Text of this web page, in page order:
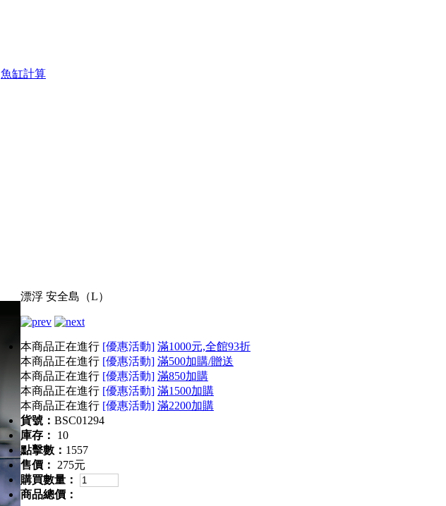
魚缸計算
漂浮 安全島（L）
本商品正在進行 [優惠活動] 滿1000元,全館93折
本商品正在進行 [優惠活動] 滿500加購/贈送
本商品正在進行 [優惠活動] 滿850加購
本商品正在進行 [優惠活動] 滿1500加購
本商品正在進行 [優惠活動] 滿2200加購
貨號： BSC01294
庫存：
10
點擊數： 1557
售價：
275元
購買數量：
商品總價：